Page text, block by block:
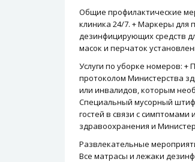
Общие профилактические
клиника 24/7. + Маркеры для
дезинфицирующих средств
масок и перчаток
Услуги по уборке номеров:
протоколом Министерства
или инвалидов, которым
Специальный мусорный
гостей в связи с
здравоохранения и
Развлекательные
Все матрасы и лежаки